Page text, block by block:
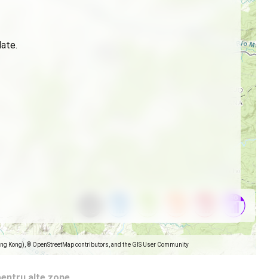
Kong), © OpenStreetMap contributors, and the GIS User Community